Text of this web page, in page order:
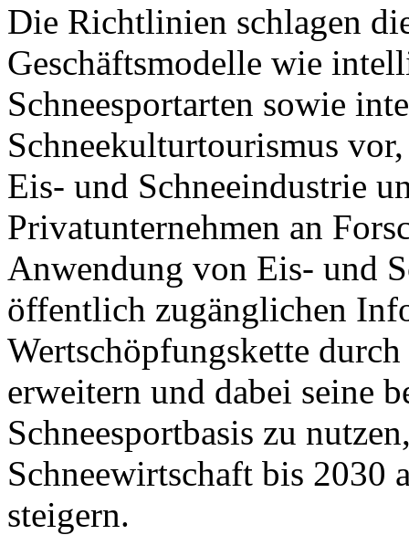
Die Richtlinien schlagen
Geschäftsmodelle wie
Schneesportarten sowie
Schneekulturtourismus
Eis- und Schneeindustrie
Privatunternehmen an
Anwendung von Eis- und
öffentlich zugänglichen
Wertschöpfungskette
erweitern und dabei seine
Schneesportbasis zu
Schneewirtschaft bis 2030
steigern.